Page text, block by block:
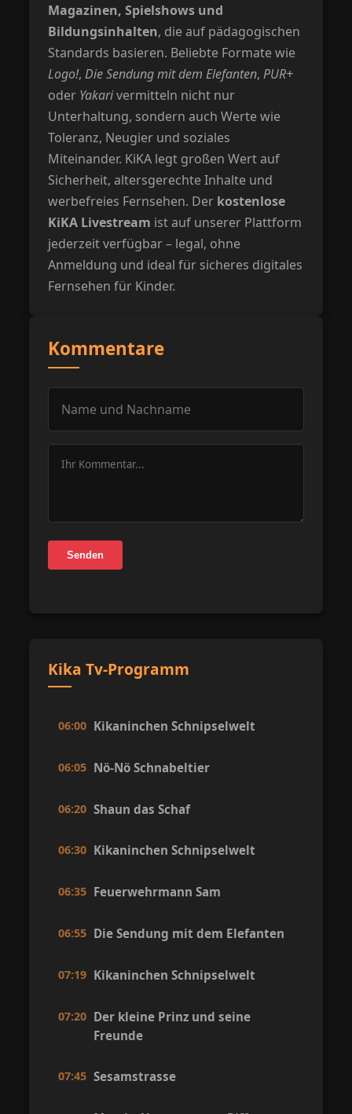
Magazinen, Spielshows und
Bildungsinhalten, die auf pädagogischen
Standards basieren. Beliebte Formate wie
Logo!,Die Sendung mit dem Elefanten,PUR+
oder Yakarivermitteln nicht nur
Unterhaltung, sondern auch Werte wie
Toleranz, Neugier und soziales
Miteinander. KiKA legt großen Wert auf
Sicherheit, altersgerechte Inhalte und
werbefreies Fernsehen. Der kostenlose
KiKA Livestream ist auf unserer Plattform
jederzeit verfügbar – legal, ohne
Anmeldung und ideal für sicheres digitales
Fernsehen für Kinder.
Kommentare
Senden
Kika Tv-Programm
06:00 Kikaninchen Schnipselwelt
06:05 Nö-Nö Schnabeltier
06:20 Shaun das Schaf
06:30 Kikaninchen Schnipselwelt
06:35 Feuerwehrmann Sam
06:55 Die Sendung mit dem Elefanten
07:19 Kikaninchen Schnipselwelt
07:20 Der kleine Prinz und seine
Freunde
07:45 Sesamstrasse